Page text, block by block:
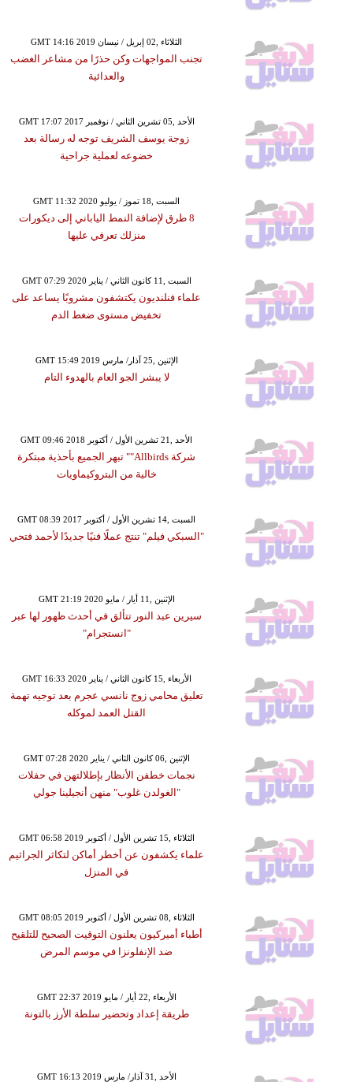
GMT 14:16 2019 الثلاثاء ,02 إبريل / نيسان
تجنب المواجهات وكن حذرًا من مشاعر الغضب
والعدائية
GMT 17:07 2017 الأحد ,05 تشرين الثاني / نوفمبر
زوجة يوسف الشريف توجه له رسالة بعد
خضوعه لعملية جراحية
GMT 11:32 2020 السبت ,18 تموز / يوليو
8 طرق لإضافة النمط الياباني إلى ديكورات
منزلك تعرفي عليها
GMT 07:29 2020 السبت ,11 كانون الثاني / يناير
علماء فنلنديون يكتشفون مشروبًا يساعد على
تخفيض مستوى ضغط الدم
GMT 15:49 2019 الإثنين ,25 آذار/ مارس
لا يبشر الجو العام بالهدوء التام
GMT 09:46 2018 الأحد ,21 تشرين الأول / أكتوبر
شركة Allbirds"" تبهر الجميع بأحذية مبتكرة
خالية من البتروكيماويات
GMT 08:39 2017 السبت ,14 تشرين الأول / أكتوبر
"السبكي فيلم" تنتج عملًا فنيًا جديدًا لأحمد فتحي
GMT 21:19 2020 الإثنين ,11 أيار / مايو
سيرين عبد النور تتألق في أحدث ظهور لها عبر
"انستجرام"
GMT 16:33 2020 الأربعاء ,15 كانون الثاني / يناير
تعليق محامي زوج نانسي عجرم بعد توجيه تهمة
القتل العمد لموكله
GMT 07:28 2020 الإثنين ,06 كانون الثاني / يناير
نجمات خطفن الأنظار بإطلالتهن في حفلات
"الغولدن غلوب" منهن أنجيلينا جولي
GMT 06:58 2019 الثلاثاء ,15 تشرين الأول / أكتوبر
علماء يكشفون عن أخطر أماكن لتكاثر الجراثيم
في المنزل
GMT 08:05 2019 الثلاثاء ,08 تشرين الأول / أكتوبر
أطباء أميركيون يعلنون التوقيت الصحيح للتلقيح
ضد الإنفلونزا في موسم المرض
GMT 22:37 2019 الأربعاء ,22 أيار / مايو
طريقة إعداد وتحضير سلطة الأرز بالتونة
GMT 16:13 2019 الأحد ,31 آذار/ مارس